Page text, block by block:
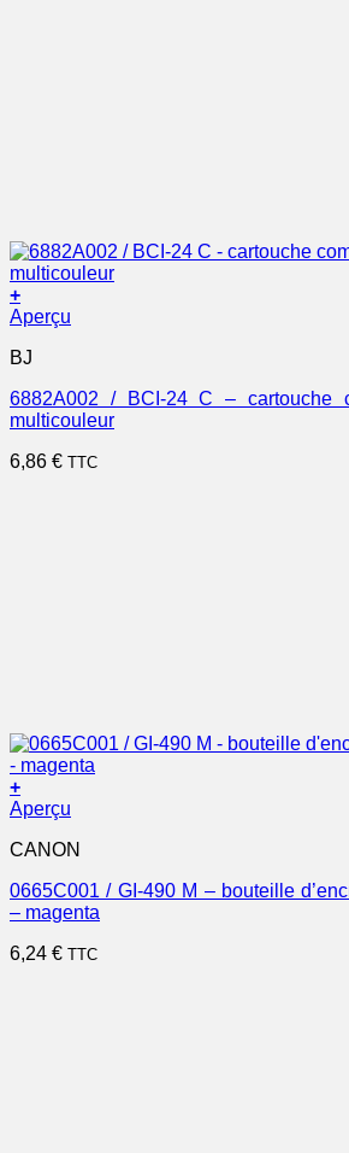
+
Aperçu
BJ
6882A002 / BCI-24 C – cartouche
multicouleur
6,86 € TTC
+
Aperçu
CANON
0665C001 / GI-490 M – bouteille
– magenta
6,24 € TTC